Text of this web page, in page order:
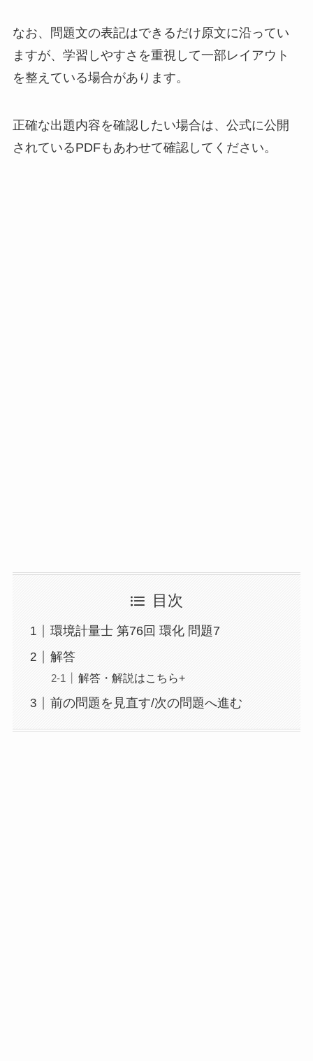
なお、問題文の表記はできるだけ原文に沿ってい
ますが、学習しやすさを重視して一部レイアウト
を整えている場合があります。
正確な出題内容を確認したい場合は、公式に公開
されているPDFもあわせて確認してください。
目次
環境計量士 第76回 環化 問題7
解答
解答・解説はこちら+
前の問題を見直す/次の問題へ進む